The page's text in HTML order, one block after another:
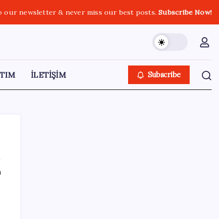
our newsletter & never miss our best posts.Subscribe Now!
İLETİŞİM Subscribe